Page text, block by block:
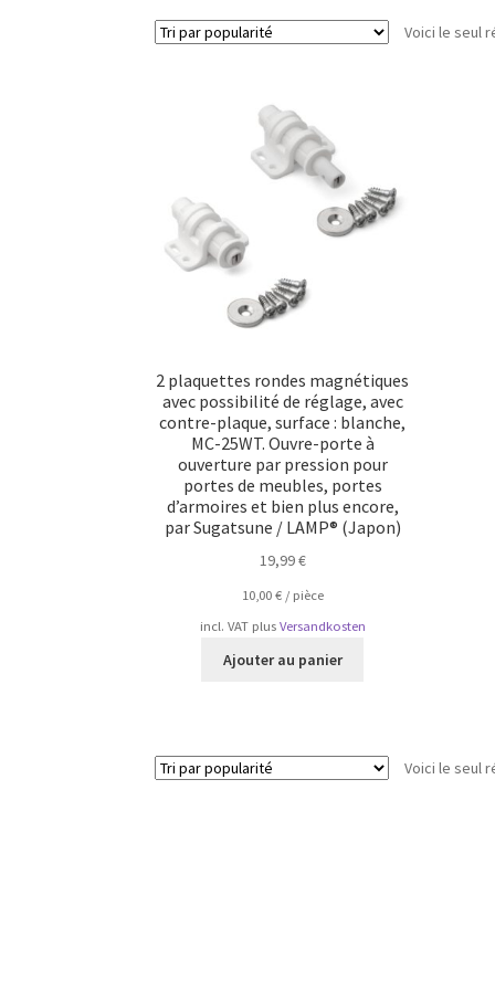
Voici le seul
2 plaquettes rondes magnétiques
avec possibilité de réglage, avec
contre-plaque, surface : blanche,
MC-25WT. Ouvre-porte à
ouverture par pression pour
portes de meubles, portes
d’armoires et bien plus encore,
par Sugatsune / LAMP® (Japon)
19,99€
10,00 €/ pièce
incl. VAT plus Versandkosten
Ajouter au panier
Voici le seul